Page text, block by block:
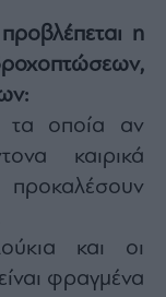
η
τα οποία αν
καιρικά
και οι
φραγμένα